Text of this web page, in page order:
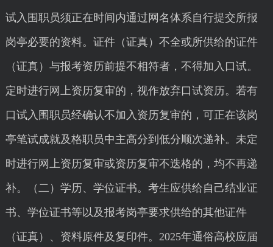
试入围职员须正在时间内通过网名体系自行提交所报
岗亭必要的资料。证件（证真）不全或所供给的证件
（证真）与报考资历前提不相符者，不得加入口试。
定时进行网上资历复审的，视作放弃口试资历。若有
口试入围职员经确认不加入资历复审的，可正在该岗
亭笔试成就及格职员中主高分到低分顺次递补。未定
时进行网上资历复审或资历复审不迭格的，均不再递
补。（二）学历、学位证书。考生应供给自己结业证
书、学位证书等以及报考岗亭要求供给的其他证件
（证真）、资料原件及复印件。2025年通俗高校应届